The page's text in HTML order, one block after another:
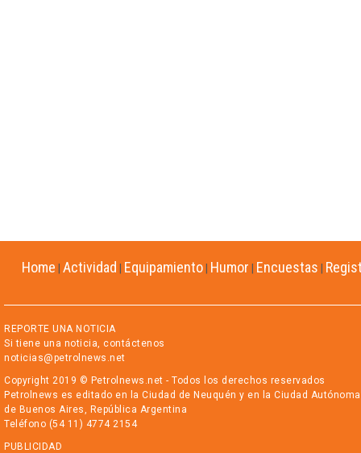
Home Actividad Equipamiento Humor Encuestas
REPORTE UNA NOTICIA
Si tiene una noticia, contáctenos
noticias@petrolnews.net
Copyright 2019 © Petrolnews.net - Todos los derechos reservados
Petrolnews es editado en la Ciudad de Neuquén y en la Ciudad Autónoma
de Buenos Aires, República Argentina
Teléfono (54 11) 4774 2154
PUBLICIDAD